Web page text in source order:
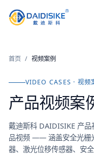
首页 / 视频案例
VIDEO CASES · 视频
产品视频案
戴迪斯科 DAIDISIKE 产品
品视频 —— 涵盖安全光栅
器、激光位移传感器、安